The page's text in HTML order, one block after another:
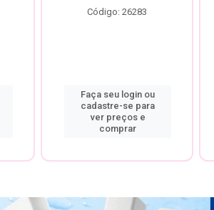
Código: 26283
Faça seu login ou
cadastre-se para
ver preços e
comprar